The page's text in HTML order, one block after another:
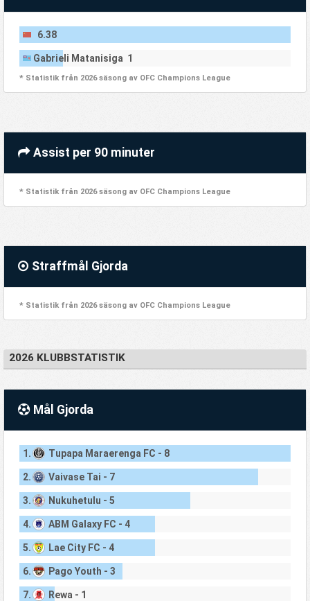
6.38
Gabrieli Matanisiga 1
* Statistik från 2026 säsong av OFC Champions League
Assist per 90 minuter
* Statistik från 2026 säsong av OFC Champions League
Straffmål Gjorda
* Statistik från 2026 säsong av OFC Champions League
2026 KLUBBSTATISTIK
Mål Gjorda
1. Tupapa Maraerenga FC - 8
2. Vaivase Tai - 7
3. Nukuhetulu - 5
4. ABM Galaxy FC - 4
5. Lae City FC - 4
6. Pago Youth - 3
7. Rewa - 1